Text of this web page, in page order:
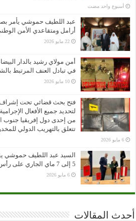
‏أسبوع واحد مضت
عبد اللطيف حموشي يأمر
أرامل ومتقاعدي الأمن
22 مايو 2026
في تبادل العنف المرتبط
10 مايو 2026
فتح بحث قضائي تحت إشراف
لتحديد جميع الأفعال
من إحدى دول إفريقيا جنوب
تتعلق بالتهريب الدولي
6 مايو 2026
السيد عبد اللطيف حموشي
5 إلى 7 ماي الجاري على رأس وفد أمني هام
6 مايو 2026
أحدث المقالات